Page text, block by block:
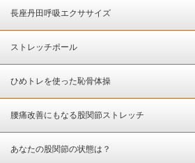
長座丹田呼吸エクササイズ
ストレッチポール
ひめトレを使った恥骨体操
腰痛改善にもなる股関節ストレッチ
あなたの股関節の状態は？